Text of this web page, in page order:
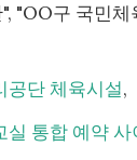
"OO구 국민체
공단 체육시설,
실 통합 예약 사